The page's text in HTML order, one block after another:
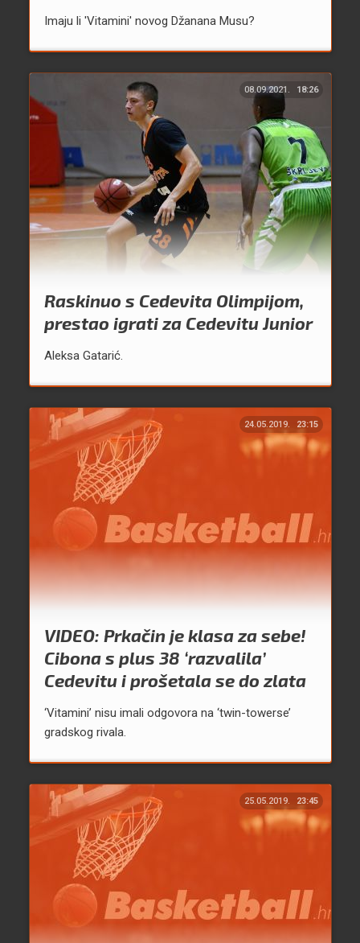
Imaju li 'Vitamini' novog Džanana Musu?
08.09.2021. 18:26
Raskinuo s Cedevita Olimpijom,
prestao igrati za Cedevitu Junior
Aleksa Gatarić.
24.05.2019. 23:15
VIDEO: Prkačin je klasa za sebe!
Cibona s plus 38 ‘razvalila’
Cedevitu i prošetala se do zlata
‘Vitamini’ nisu imali odgovora na ‘twin-towerse’
gradskog rivala.
25.05.2019. 23:45